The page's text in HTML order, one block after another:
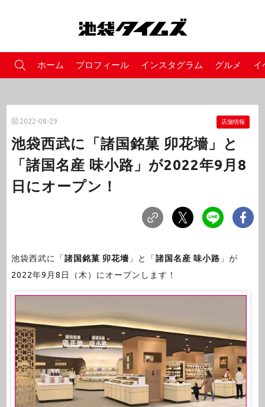
ホーム プロフィール インスタグラム グルメ イ
2022-08-29 店舗情報
池袋西武に「諸国銘菓 卯花墻」と
「諸国名産 味小路」が2022年9月8
日にオープン！
池袋西武に「諸国銘菓 卯花墻 」と「諸国名産 味小路 」が
2022年9月8日（木）にオープンします！